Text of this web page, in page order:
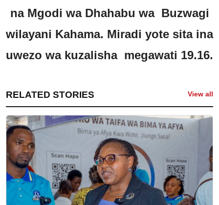
na Mgodi wa Dhahabu wa Buzwagi
wilayani Kahama. Miradi yote sita ina
uwezo wa kuzalisha megawati 19.16.
RELATED STORIES View all